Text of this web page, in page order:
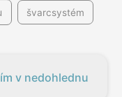
švarcsystém
v nedohlednu